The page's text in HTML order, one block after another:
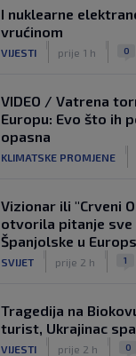
I nuklearne
vrućinom
VIJESTI prije 1 h 0
VIDEO / Vatrena
Europu: Evo što ih
opasna
KLIMATSKE PROMJENE
Vizionar ili "Crveni
otvorila pitanje sve
Španjolske u
SVIJET prije 2 h 1
Tragedija na
turist, Ukrajinac
VIJESTI prije 2 h 0